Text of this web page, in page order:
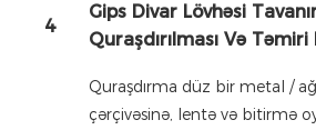
4
Gips Divar Lövhəsi
Quraşdırılması Və
Quraşdırma düz bir metal /
çərçivəsinə, lentə və bitirmə